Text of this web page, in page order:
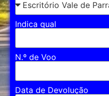
Indica qual
N.º de Voo
Data de Devolução